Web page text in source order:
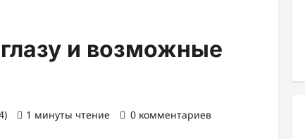
и возможные
1 минуты чтение 0 комментариев